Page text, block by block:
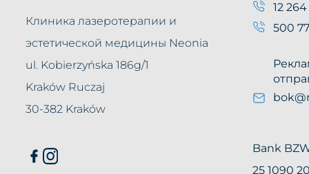
Клиника лазеротерапии и
эстетической медицины Neonia
ul. Kobierzyńska 186g/1
Kraków Ruczaj
30-382 Kraków
12 264
500
Bank
25 1090